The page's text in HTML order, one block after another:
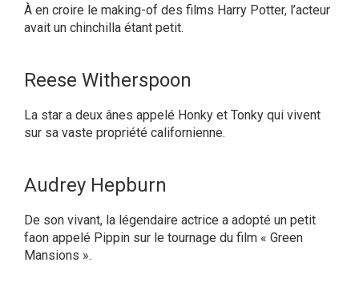
À en croire le making-of des films Harry Potter, l’acteur
avait un chinchilla étant petit.
Reese Witherspoon
La star a deux ânes appelé Honky et Tonky qui vivent
sur sa vaste propriété californienne.
Audrey Hepburn
De son vivant, la légendaire actrice a adopté un petit
faon appelé Pippin sur le tournage du film « Green
Mansions ».